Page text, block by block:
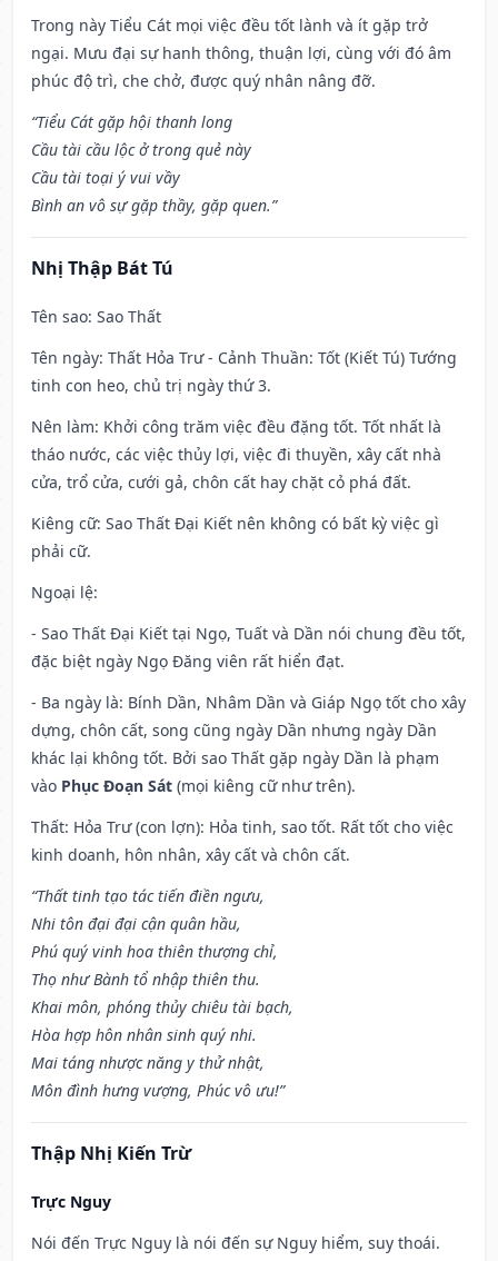
Trong này Tiểu Cát mọi việc đều tốt lành và ít gặp trở
ngại. Mưu đại sự hanh thông, thuận lợi, cùng với đó âm
phúc độ trì, che chở, được quý nhân nâng đỡ.
“Tiểu Cát gặp hội thanh long
Cầu tài cầu lộc ở trong quẻ này
Cầu tài toại ý vui vầy
Bình an vô sự gặp thầy, gặp quen.”
Nhị Thập Bát Tú
Tên sao: Sao Thất
Tên ngày: Thất Hỏa Trư - Cảnh Thuần: Tốt (Kiết Tú) Tướng
tinh con heo, chủ trị ngày thứ 3.
Nên làm: Khởi công trăm việc đều đặng tốt. Tốt nhất là
tháo nước, các việc thủy lợi, việc đi thuyền, xây cất nhà
cửa, trổ cửa, cưới gả, chôn cất hay chặt cỏ phá đất.
Kiêng cữ: Sao Thất Đại Kiết nên không có bất kỳ việc gì
phải cữ.
Ngoại lệ:
- Sao Thất Đại Kiết tại Ngọ, Tuất và Dần nói chung đều tốt,
đặc biệt ngày Ngọ Đăng viên rất hiển đạt.
- Ba ngày là: Bính Dần, Nhâm Dần và Giáp Ngọ tốt cho xây
dựng, chôn cất, song cũng ngày Dần nhưng ngày Dần
khác lại không tốt. Bởi sao Thất gặp ngày Dần là phạm
vào Phục Đoạn Sát (mọi kiêng cữ như trên).
Thất: Hỏa Trư (con lợn): Hỏa tinh, sao tốt. Rất tốt cho việc
kinh doanh, hôn nhân, xây cất và chôn cất.
“Thất tinh tạo tác tiến điền ngưu,
Nhi tôn đại đại cận quân hầu,
Phú quý vinh hoa thiên thượng chỉ,
Thọ như Bành tổ nhập thiên thu.
Khai môn, phóng thủy chiêu tài bạch,
Hòa hợp hôn nhân sinh quý nhi.
Mai táng nhược năng y thử nhật,
Môn đình hưng vượng, Phúc vô ưu!”
Thập Nhị Kiến Trừ
Trực Nguy
Nói đến Trực Nguy là nói đến sự Nguy hiểm, suy thoái.